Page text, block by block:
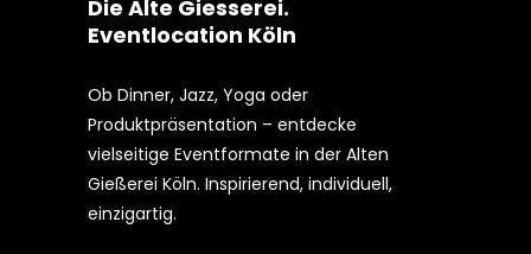
Die Alte Giesserei.
Eventlocation Köln
Ob Dinner, Jazz, Yoga oder
Produktpräsentation – entdecke
vielseitige Eventformate in der Alten
Gießerei Köln. Inspirierend, individuell,
einzigartig.